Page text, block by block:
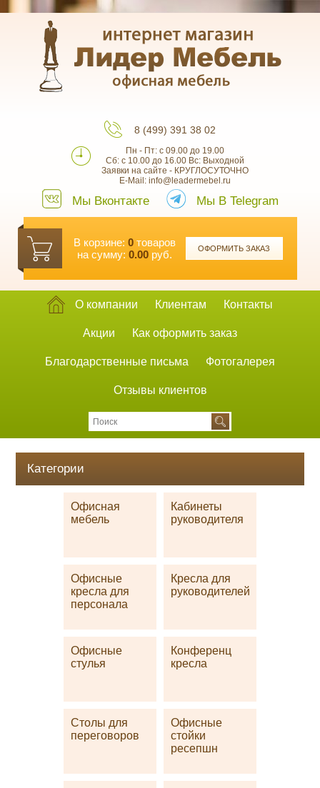
8 (499) 391 38 02
Пн - Пт: с 09.00 до 19.00
Сб: с 10.00 до 16.00 Вс: Выходной
Заявки на сайте - КРУГЛОСУТОЧНО
E-Mail: info@leadermebel.ru
Мы Вконтакте Мы В Telegram
В корзине: 0товаров
на сумму: 0.00 руб. ОФОРМИТЬ ЗАКАЗ
О компании Клиентам Контакты
Акции Как оформить заказ
Благодарственные письма Фотогалерея
Отзывы клиентов
Категории
Офисная
мебель
Кабинеты
руководителя
Офисные
кресла для
персонала
Кресла для
руководителей
Офисные
стулья
Конференц
кресла
Столы для
переговоров
Офисные
стойки
ресепшн